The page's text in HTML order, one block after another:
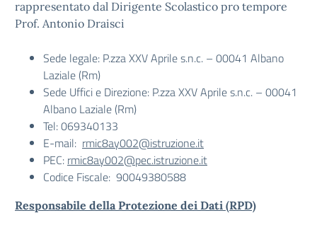
rappresentato dal Dirigente Scolastico pro tempore
Prof. Antonio Draisci
Sede legale: P.zza XXV Aprile s.n.c. – 00041 Albano
Laziale (Rm)
Sede Uffici e Direzione: P.zza XXV Aprile s.n.c. – 00041
Albano Laziale (Rm)
Tel: 069340133
E-mail: rmic8ay002@istruzione.it
PEC: rmic8ay002@pec.istruzione.it
Codice Fiscale: 90049380588
Responsabile della Protezione dei Dati (RPD)